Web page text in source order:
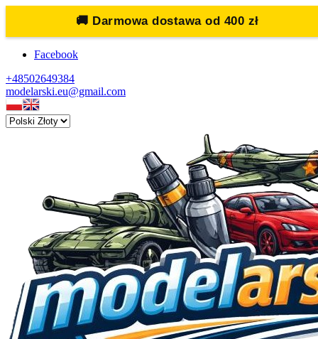
🚚 Darmowa dostawa od 400 zł
Facebook
+48502649384
modelarski.eu@gmail.com